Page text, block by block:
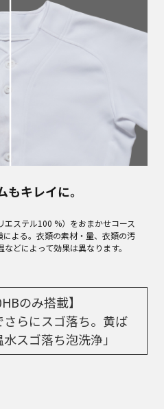
キレイに。
ステル100 %）をおまかせコース
による。衣類の素材・量、衣類の汚
どによって効果は異なります。
のみ搭載】
らにスゴ落ち。黄ば
スゴ落ち泡洗浄」